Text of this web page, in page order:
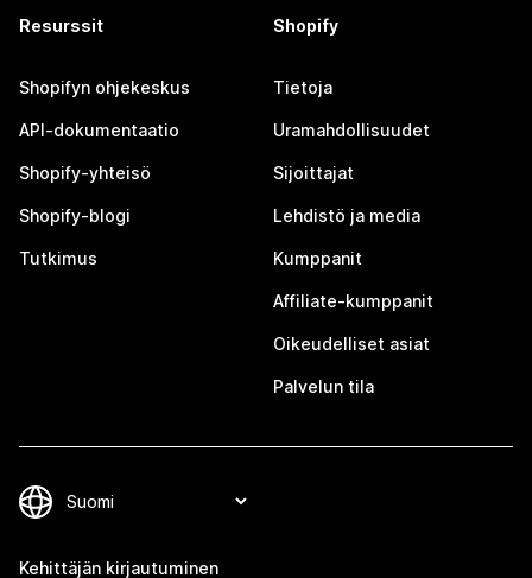
Resurssit
Shopifyn ohjekeskus
API-dokumentaatio
Shopify-yhteisö
Shopify-blogi
Tutkimus
Shopify
Tietoja
Uramahdollisuudet
Sijoittajat
Lehdistö ja media
Kumppanit
Affiliate-kumppanit
Oikeudelliset asiat
Palvelun tila
Kehittäjän kirjautuminen